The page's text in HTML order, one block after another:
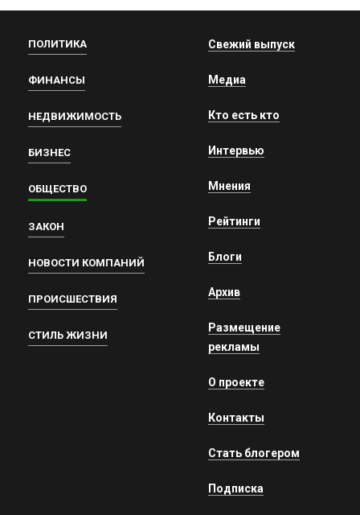
ПОЛИТИКА
ФИНАНСЫ
НЕДВИЖИМОСТЬ
БИЗНЕС
ОБЩЕСТВО
ЗАКОН
НОВОСТИ КОМПАНИЙ
ПРОИСШЕСТВИЯ
СТИЛЬ ЖИЗНИ
Свежий выпуск
Медиа
Кто есть кто
Интервью
Мнения
Рейтинги
Блоги
Архив
Размещение
рекламы
О проекте
Контакты
Стать блогером
Подписка